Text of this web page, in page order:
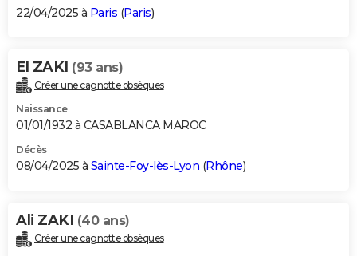
22/04/2025 à Paris (Paris)
El ZAKI (93 ans)
Créer une cagnotte obsèques
Naissance
01/01/1932 à CASABLANCA MAROC
Décès
08/04/2025 à Sainte-Foy-lès-Lyon (Rhône)
Ali ZAKI (40 ans)
Créer une cagnotte obsèques